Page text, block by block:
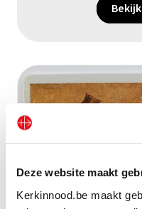
Deze website maakt
Kerkinnood.be maakt